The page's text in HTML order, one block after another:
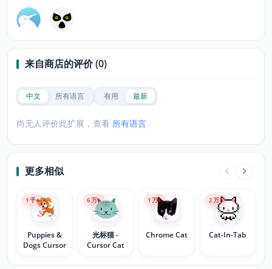
来自商店的评价 (0)
中文 所有语言 有用 最新
尚无人评价此扩展，查看 所有语言
更多相似
Puppies &
Dogs Cursor
1 千+
光标猫 -
Cursor Cat
6万+
Chrome Cat
1 万+
Cat-In-Tab
2万+